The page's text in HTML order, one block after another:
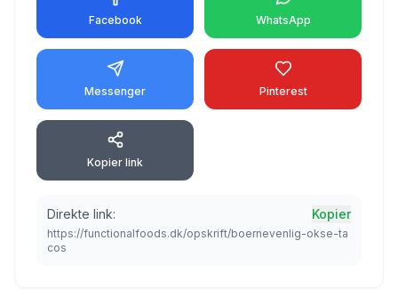
Facebook WhatsApp
Messenger Pinterest
Kopier link
Direkte link: Kopier
https://functionalfoods.dk/opskrift/boernevenlig-okse-ta
cos